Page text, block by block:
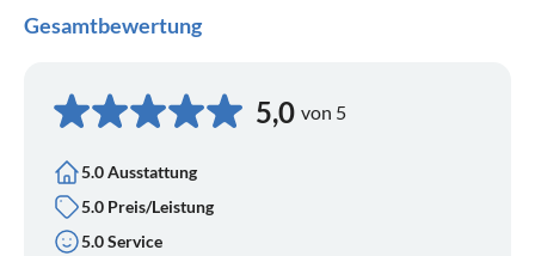
Gesamtbewertung
5,0 von 5
5.0 Ausstattung
5.0 Preis/Leistung
5.0 Service